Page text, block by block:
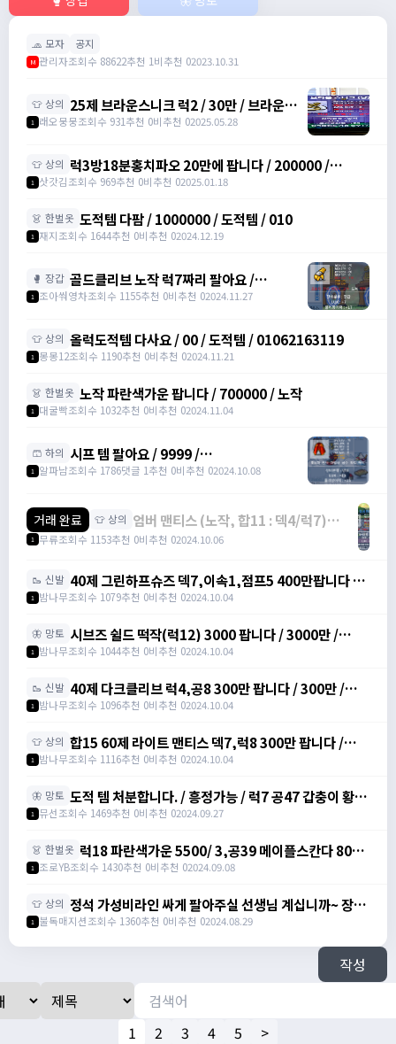
🧢 모자 공지
M 관리자조회수 88622추천 1비추천 02023.10.31
👕 상의 25제 브라운스니크 럭2 / 30만 / 브라운스
니크 럭2 /
1 래오뭉뭉조회수 931추천 0비추천 02025.05.28
👕 상의 럭3방18분홍치파오 20만에 팝니다 / 200000 /
https://open.kakao.com/o/sWQyydbh
1 삿갓김조회수 969추천 0비추천 02025.01.18
👗 한벌옷 도적템 다팜 / 1000000 / 도적템 / 010
1 재지조회수 1644추천 0비추천 02024.12.19
🥊 장갑 골드클리브 노작 럭7짜리 팔아요 /
1500000
1 조아쒀영차조회수 1155추천 0비추천 02024.11.27
👕 상의 올럭도적템 다사요 / 00 / 도적템 / 01062163119
1 몽몽12조회수 1190추천 0비추천 02024.11.21
👗 한벌옷 노작 파란색가운 팝니다 / 700000 / 노작
1 대굴빡조회수 1032추천 0비추천 02024.11.04
🩳 하의 시프 템 팔아요 / 9999 /
https://open.kakao.com/o/sdQE1skg
1 알파남조회수 1786댓글 1추천 0비추천 02024.10.08
거래 완료 👕 상의 엄버 맨티스 (노작, 합11 : 덱4/럭7)
2500팝니다. / 2500만 /
https://open.kakao.com/o/sJBMMI9e
1 무류조회수 1153추천 0비추천 02024.10.06
🥾 신발 40제 그린하프슈즈 덱7,이속1,점프5 400만팝니다 /
400만 / https://artale.one/post/write?
1 밤나무조회수 1079추천 0비추천 02024.10.04
🦋 망토 시브즈 쉴드 떡작(럭12) 3000 팝니다 / 3000만 /
https://artale.one/post/write?
1 밤나무조회수 1044추천 0비추천 02024.10.04
🥾 신발 40제 다크클리브 럭4,공8 300만 팝니다 / 300만 /
https://artale.one/post/write?
1 밤나무조회수 1096추천 0비추천 02024.10.04
👕 상의 합15 60제 라이트 맨티스 덱7,럭8 300만 팝니다 /
300만 / https://artale.one/post/write?
1 밤나무조회수 1116추천 0비추천 02024.10.04
🦋 망토 도적 템 처분합니다. / 흥정가능 / 럭7 공47 갑충이 황금
돼지벨트 럭6 공10 도적 40제 장갑 회카망토 럭10 럭9
1 뮤선조회수 1469추천 0비추천 02024.09.27
👗 한벌옷 럭18 파란색가운 5500/ 3,공39 메이플스칸다 800/
공10노목 2900/ 럭9 검은색 마법의망토 1000 팝니
800/ 공10노목 2900/ 럭9 검은색 마법의망토 1000
팝니다 / 01083190306
1 조로YB조회수 1430추천 0비추천 02024.09.08
👕 상의 정석 가성비라인 싸게 팔아주실 선생님 계십니까~ 장갑
신발, 상하의, 슬레브 아직 아무것도 안맞췄습니다 / 가
1 불독매지션조회수 1360추천 0비추천 02024.08.29
작성
1 2 3 4 5 >